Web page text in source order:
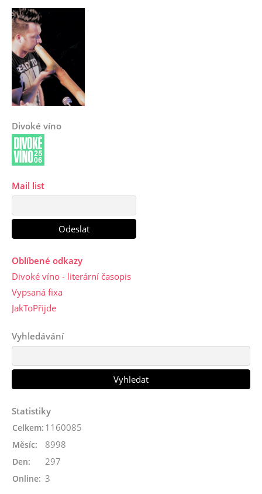
Divoké víno
Mail list
Oblíbené odkazy
Divoké víno - literární časopis
Vypsaná fixa
JakToPřijde
Vyhledávání
Statistiky
Online: 3
Celkem: 1160085
Měsíc: 8998
Den: 297